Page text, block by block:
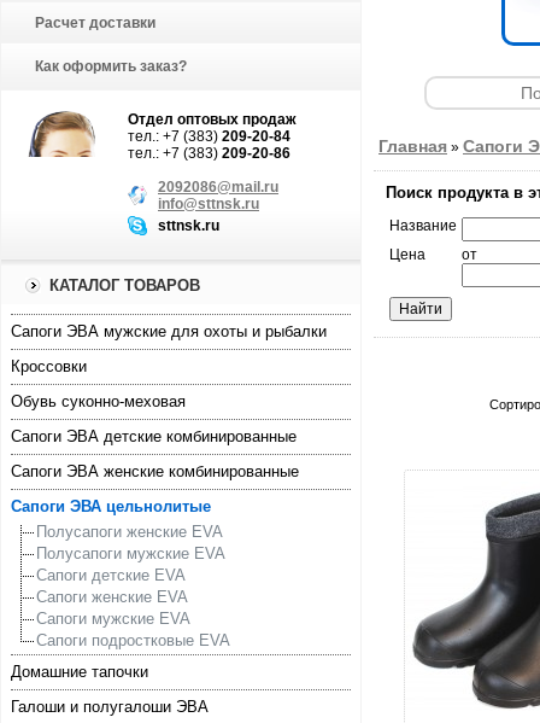
Расчет доставки
Как оформить заказ?
Отдел оптовых продаж
тел.: +7 (383) 209-20-84
тел.: +7 (383) 209-20-86
2092086@mail.ru
info@sttnsk.ru
sttnsk.ru
КАТАЛОГ ТОВАРОВ
Cапоги ЭВА мужские для охоты и рыбалки
Кроссовки
Обувь суконно-меховая
Сапоги ЭВА детские комбинированные
Сапоги ЭВА женские комбинированные
Сапоги ЭВА цельнолитые
Полусапоги женские EVA
Полусапоги мужские EVA
Сапоги детские EVA
Сапоги женские EVA
Сапоги мужские EVA
Сапоги подростковые EVA
Домашние тапочки
Галоши и полугалоши ЭВА
Главная » Сапоги
Поиск продукта в
Название
Цена
от